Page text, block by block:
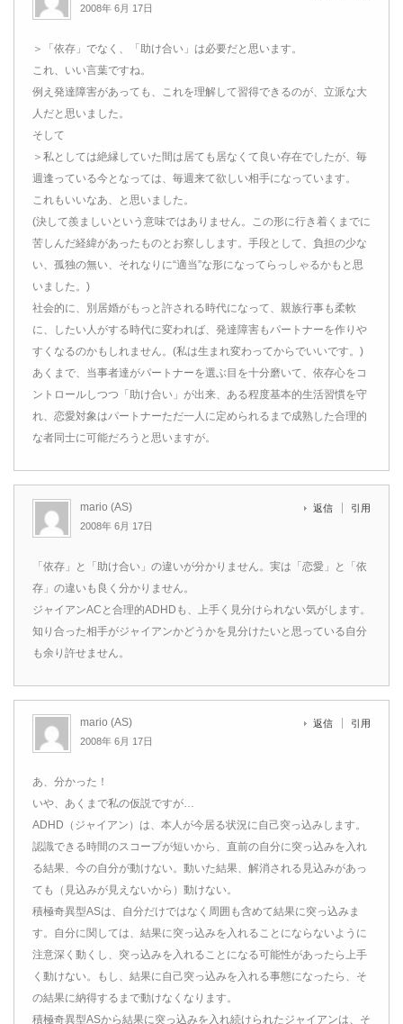
2008年 6月 17日
＞「依存」でなく、「助け合い」は必要だと思います。
これ、いい言葉ですね。
例え発達障害があっても、これを理解して習得できるのが、立派な大
人だと思いました。
そして
＞私としては絶縁していた間は居ても居なくて良い存在でしたが、毎
週逢っている今となっては、毎週来て欲しい相手になっています。
これもいいなあ、と思いました。
(決して羨ましいという意味ではありません。この形に行き着くまでに
苦しんだ経緯があったものとお察しします。手段として、負担の少な
い、孤独の無い、それなりに“適当”な形になってらっしゃるかもと思
いました。)
社会的に、別居婚がもっと許される時代になって、親族行事も柔軟
に、したい人がする時代に変われば、発達障害もパートナーを作りや
すくなるのかもしれません。(私は生まれ変わってからでいいです。)
あくまで、当事者達がパートナーを選ぶ目を十分磨いて、依存心をコ
ントロールしつつ「助け合い」が出来、ある程度基本的生活習慣を守
れ、恋愛対象はパートナーただ一人に定められるまで成熟した合理的
な者同士に可能だろうと思いますが。
mario (AS)
2008年 6月 17日
返信 引用
「依存」と「助け合い」の違いが分かりません。実は「恋愛」と「依
存」の違いも良く分かりません。
ジャイアンACと合理的ADHDも、上手く見分けられない気がします。
知り合った相手がジャイアンかどうかを見分けたいと思っている自分
も余り許せません。
mario (AS)
2008年 6月 17日
返信 引用
あ、分かった！
いや、あくまで私の仮説ですが…
ADHD（ジャイアン）は、本人が今居る状況に自己突っ込みします。
認識できる時間のスコープが短いから、直前の自分に突っ込みを入れ
る結果、今の自分が動けない。動いた結果、解消される見込みがあっ
ても（見込みが見えないから）動けない。
積極奇異型ASは、自分だけではなく周囲も含めて結果に突っ込みま
す。自分に関しては、結果に突っ込みを入れることにならないように
注意深く動くし、突っ込みを入れることになる可能性があったら上手
く動けない。もし、結果に自己突っ込みを入れる事態になったら、そ
の結果に納得するまで動けなくなります。
積極奇異型ASから結果に突っ込みを入れ続けられたジャイアンは、そ